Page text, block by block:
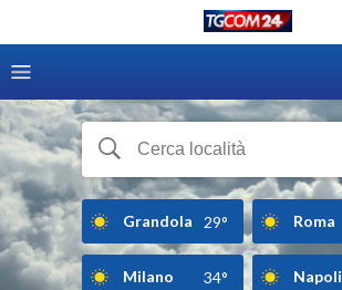
Grandola 29° Roma
Milano 34° Napoli